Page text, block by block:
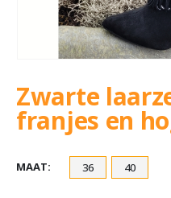
Zwarte
franjes en
MAAT 36 40